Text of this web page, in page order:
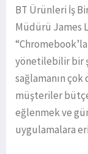
BT Ürünleri İş
Müdürü James
yönetilebilir bir
sağlamanın
müşteriler
eğlenmek ve
uygulamalara